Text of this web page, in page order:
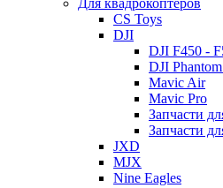
Для квадрокоптеров
CS Toys
DJI
DJI F450 -
DJI
Mavic Air
Mavic Pro
Запчасти
Запчасти
JXD
MJX
Nine Eagles